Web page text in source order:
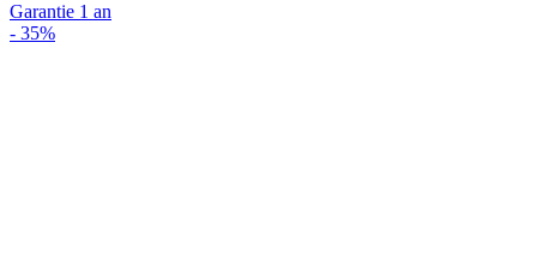
Garantie 1 an
- 35%